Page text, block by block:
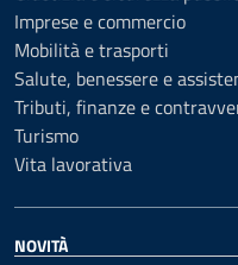
Imprese e commercio
Mobilità e trasporti
Salute, benessere e
Tributi, finanze e
Turismo
Vita lavorativa
NOVITÀ